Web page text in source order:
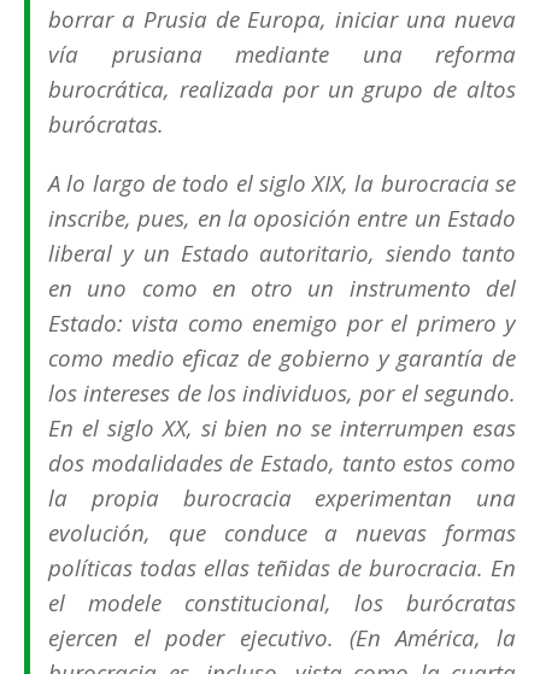
borrar a Prusia de Europa, iniciar una nueva
vía prusiana mediante una reforma
burocrática, realizada por un grupo de altos
burócratas.
A lo largo de todo el siglo XIX, la burocracia se
inscribe, pues, en la oposición entre un Estado
liberal y un Estado autoritario, siendo tanto
en uno como en otro un instrumento del
Estado: vista como enemigo por el primero y
como medio eficaz de gobierno y garantía de
los intereses de los individuos, por el segundo.
En el siglo XX, si bien no se interrumpen esas
dos modalidades de Estado, tanto estos como
la propia burocracia experimentan una
evolución, que conduce a nuevas formas
políticas todas ellas teñidas de burocracia. En
el modele constitucional, los burócratas
ejercen el poder ejecutivo. (En América, la